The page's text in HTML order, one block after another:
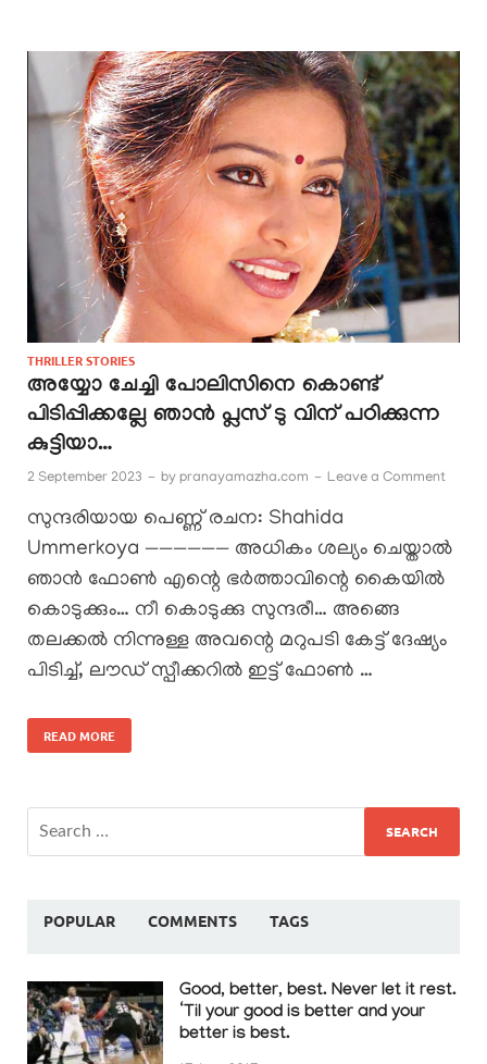
THRILLER STORIES
അയ്യോ ചേച്ചി പോലിസിനെ കൊണ്ട്
പിടിപ്പിക്കല്ലേ ഞാൻ പ്ലസ് ടു വിന് പഠിക്കുന്ന
കുട്ടിയാ…
2 September 2023 - by pranayamazha.com - Leave a Comment
സുന്ദരിയായ പെണ്ണ് രചന: Shahida
Ummerkoya —————— അധികം ശല്യം ചെയ്താൽ
ഞാൻ ഫോൺ എന്റെ ഭർത്താവിന്റെ കൈയിൽ
കൊടുക്കും… നീ കൊടുക്കു സുന്ദരീ… അങ്ങെ
തലക്കൽ നിന്നുള്ള അവന്റെ മറുപടി കേട്ട് ദേഷ്യം
പിടിച്ച്, ലൗഡ് സ്പീക്കറിൽ ഇട്ട് ഫോൺ …
READ MORE
POPULAR COMMENTS TAGS
Good, better, best. Never let it rest.
‘Til your good is better and your
better is best.